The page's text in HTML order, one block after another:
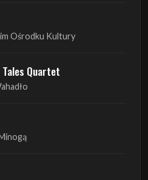
Ośrodku Kultury
Quartet